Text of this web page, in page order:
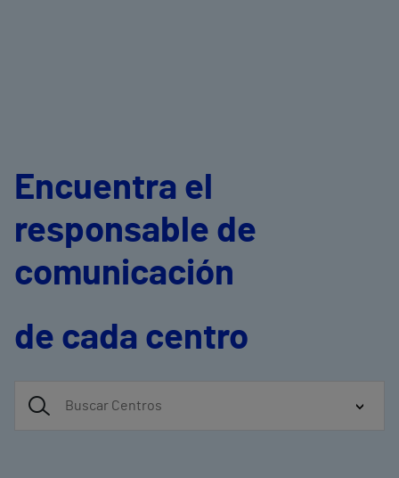
Encuentra el
responsable de
comunicación
de cada centro